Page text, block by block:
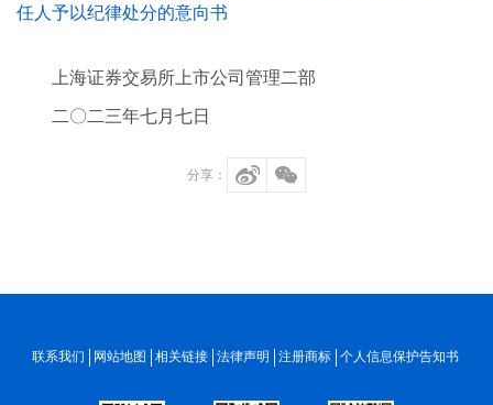
任人予以纪律处分的意向书
上海证券交易所上市公司管理二部
二〇二三年七月七日
分享：
联系我们 网站地图 相关链接 法律声明 注册商标 个人信息保护告知书